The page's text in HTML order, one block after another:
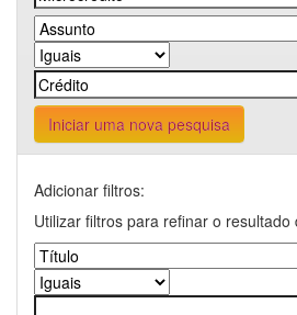
Iniciar uma nova pesquisa
Adicionar filtros:
Utilizar filtros para refinar o resultado